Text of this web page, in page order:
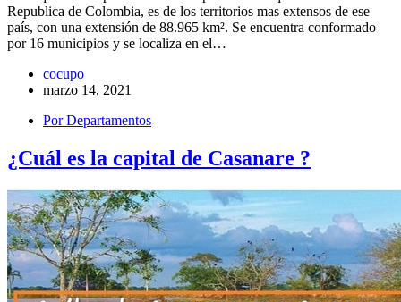
Republica de Colombia, es de los territorios mas extensos de ese
país, con una extensión de 88.965 km². Se encuentra conformado
por 16 municipios y se localiza en el…
cocupo
marzo 14, 2021
Por Departamentos
¿Cuál es la capital de Casanare ?